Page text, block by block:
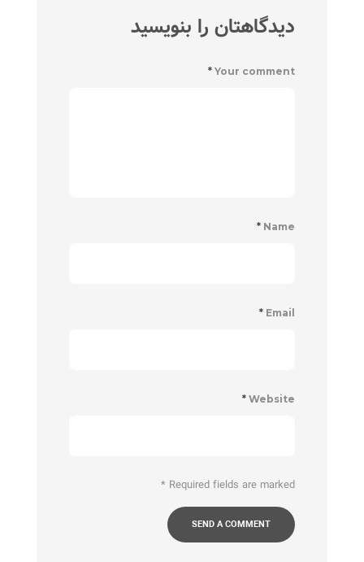
دیدگاهتان را بنویسید
Your comment
*
Name
*
Email
*
Website
*
Required fields are marked
*